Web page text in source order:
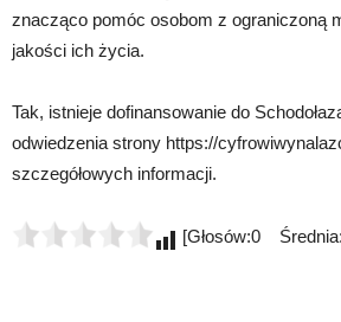
znacząco pomóc osobom z ograniczoną
jakości ich życia.
Tak, istnieje dofinansowanie do
odwiedzenia strony https://
szczegółowych informacji.
[Głosów:0